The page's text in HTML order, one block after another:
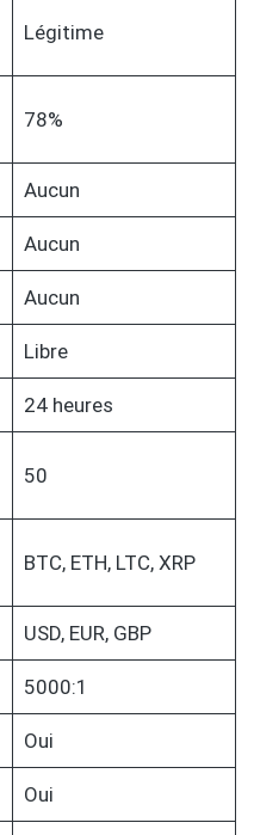
Légitime
78%
Aucun
Aucun
Aucun
Libre
24 heures
50
BTC, ETH, LTC, XRP
USD, EUR, GBP
5000:1
Oui
Oui